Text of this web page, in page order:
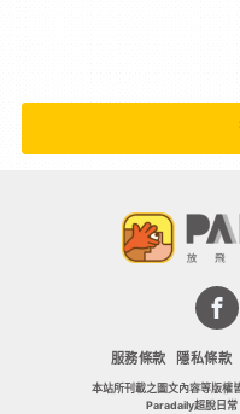
服務條款 隱私條款
本站所刊載之圖文內容等版權
Paradaily超脫日